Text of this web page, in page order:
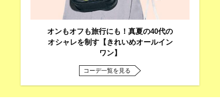
オンもオフも旅行にも！真夏の40代の
オシャレを制す【きれいめオールイン
ワン】
コーデ一覧を見る